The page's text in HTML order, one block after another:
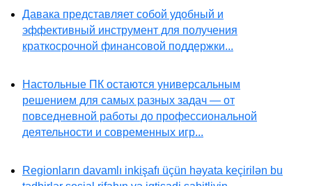
Давака представляет собой удобный и
эффективный инструмент для получения
краткосрочной финансовой поддержки...
Настольные ПК остаются универсальным
решением для самых разных задач — от
повседневной работы до профессиональной
деятельности и современных игр...
Regionların davamlı inkişafı üçün həyata keçirilən bu